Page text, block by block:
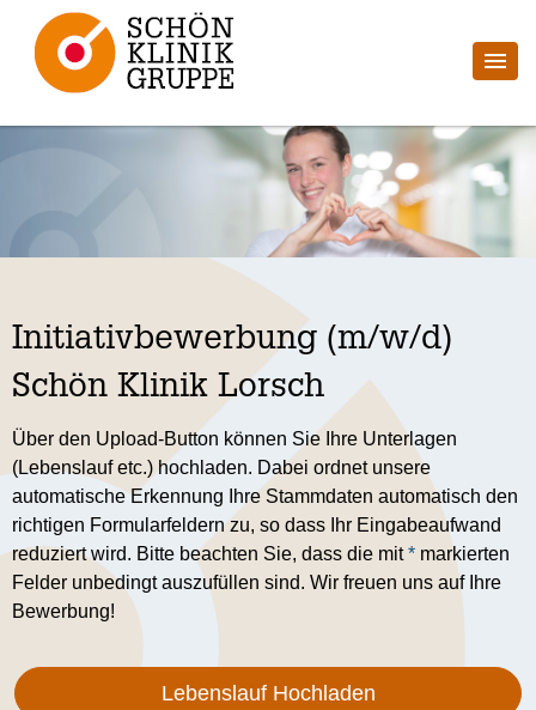
Initiativbewerbung (m/w/d)
Schön Klinik Lorsch
Über den Upload-Button können Sie Ihre Unterlagen
(Lebenslauf etc.) hochladen. Dabei ordnet unsere
automatische Erkennung Ihre Stammdaten automatisch den
richtigen Formularfeldern zu, so dass Ihr Eingabeaufwand
reduziert wird. Bitte beachten Sie, dass die mit* markierten
Felder unbedingt auszufüllen sind. Wir freuen uns auf Ihre
Bewerbung!
Lebenslauf Hochladen